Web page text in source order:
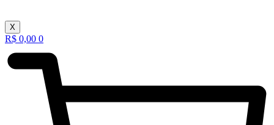
X
R$ 0,00 0